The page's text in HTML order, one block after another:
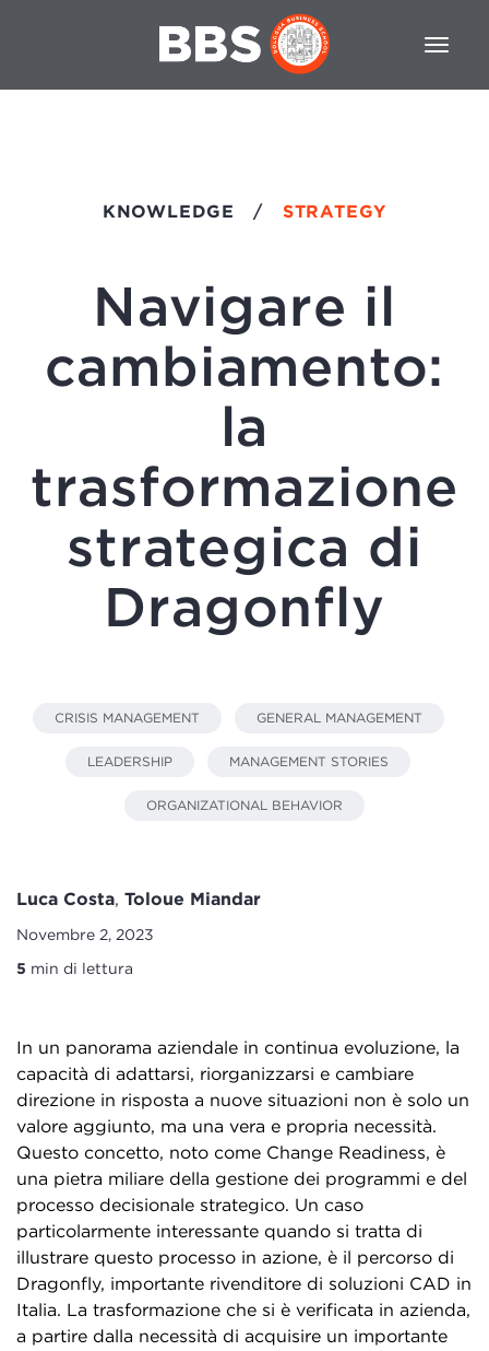
KNOWLEDGE / STRATEGY
Navigare il
cambiamento:
la
trasformazione
strategica di
Dragonfly
CRISIS MANAGEMENT GENERAL MANAGEMENT
LEADERSHIP MANAGEMENT STORIES
ORGANIZATIONAL BEHAVIOR
Luca Costa, Toloue Miandar
Novembre 2, 2023
5 min di lettura
In un panorama aziendale in continua evoluzione, la
capacità di adattarsi, riorganizzarsi e cambiare
direzione in risposta a nuove situazioni non è solo un
valore aggiunto, ma una vera e propria necessità.
Questo concetto, noto come Change Readiness, è
una pietra miliare della gestione dei programmi e del
processo decisionale strategico. Un caso
particolarmente interessante quando si tratta di
illustrare questo processo in azione, è il percorso di
Dragonfly, importante rivenditore di soluzioni CAD in
Italia. La trasformazione che si è verificata in azienda,
a partire dalla necessità di acquisire un importante